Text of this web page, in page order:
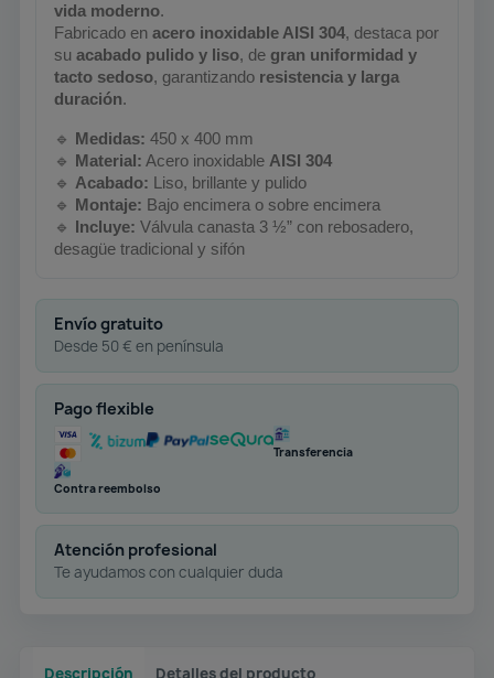
vida moderno.
Fabricado en acero inoxidable AISI 304, destaca por
su acabado pulido y liso, de gran uniformidad y
tacto sedoso, garantizando resistencia y larga
duración.
🔹 Medidas: 450 x 400 mm
🔹 Material: Acero inoxidable AISI 304
🔹 Acabado: Liso, brillante y pulido
🔹 Montaje: Bajo encimera o sobre encimera
🔹 Incluye: Válvula canasta 3 ½” con rebosadero,
desagüe tradicional y sifón
Envío gratuito
Desde 50 € en península
Pago flexible
Transferencia
Contra reembolso
Atención profesional
Te ayudamos con cualquier duda
Descripción Detalles del producto